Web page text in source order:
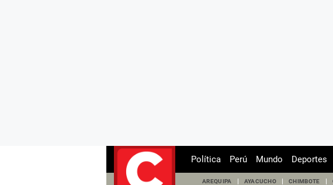
Política Perú Mundo Deportes
AREQUIPA AYACUCHO CHIMBOTE